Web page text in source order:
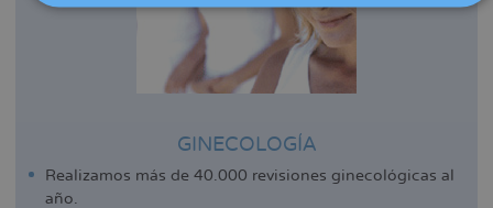
GINECOLOGÍA
Realizamos más de 40.000 revisiones ginecológicas al
año.